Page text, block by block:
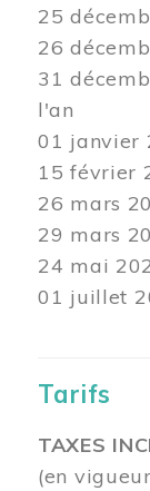
25
26
31
l'an
01 janvier
15 février
26 mars
29 mars
24 mai
01 juillet
Tarifs
TAXES
(en